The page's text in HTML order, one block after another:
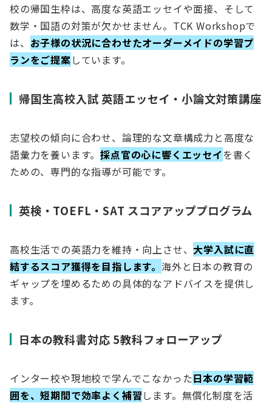
校の帰国生枠は、高度な英語エッセイや面接、そして
数学・国語の対策が欠かせません。TCK Workshopで
は、 お子様の状況に合わせたオーダーメイドの学習プ
ランをご提案しています。
帰国生高校入試 英語エッセイ・小論文対策講座
志望校の傾向に合わせ、論理的な文章構成力と高度な
語彙力を養います。採点官の心に響くエッセイを書く
ための、専門的な指導が可能です。
英検・TOEFL・SAT スコアアッププログラム
高校生活での英語力を維持・向上させ、大学入試に直
結するスコア獲得を目指します。海外と日本の教育の
ギャップを埋めるための具体的なアドバイスを提供し
ます。
日本の教科書対応 5教科フォローアップ
インター校や現地校で学んでこなかった日本の学習範
囲を、短期間で効率よく補習します。無償化制度を活